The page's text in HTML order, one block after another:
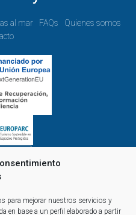
para mejorar nuestros servicios y
en base a un perfil elaborado a partir
al mar FAQs
Quienes somos
lunes a viernes:
de 15.00 a 18.00